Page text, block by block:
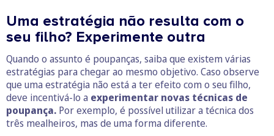
Uma estratégia não resulta com o
seu filho? Experimente outra
Quando o assunto é poupanças, saiba que existem várias
estratégias para chegar ao mesmo objetivo. Caso observe
que uma estratégia não está a ter efeito com o seu filho,
deve incentivá-lo a experimentar novas técnicas de
poupança. Por exemplo, é possível utilizar a técnica dos
três mealheiros, mas de uma forma diferente.